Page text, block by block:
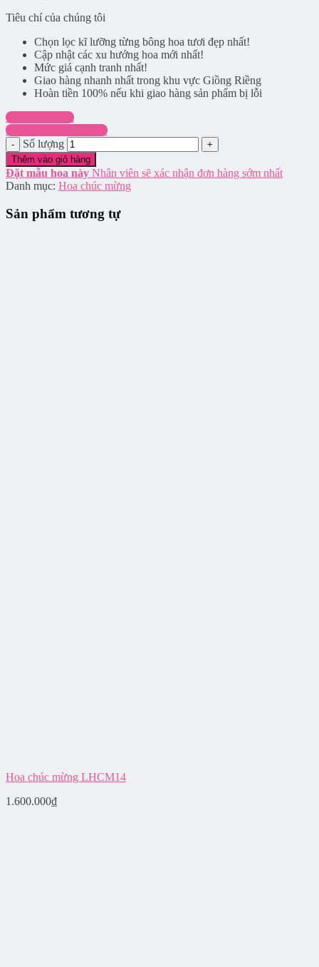
Tiêu chí của chúng tôi
Chọn lọc kĩ lưỡng từng bông hoa tươi đẹp nhất!
Cập nhật các xu hướng hoa mới nhất!
Mức giá cạnh tranh nhất!
Giao hàng nhanh nhất trong khu vực Giồng Riềng
Hoàn tiền 100% nếu khi giao hàng sản phẩm bị lỗi
Chat Facebook
Hotline: 0916.337.745
Số lượng
Thêm vào giỏ hàng
Đặt mẫu hoa này Nhân viên sẽ xác nhận đơn hàng sớm nhất
Danh mục: Hoa chúc mừng
Sản phẩm tương tự
Hoa chúc mừng LHCM14
1.600.000₫